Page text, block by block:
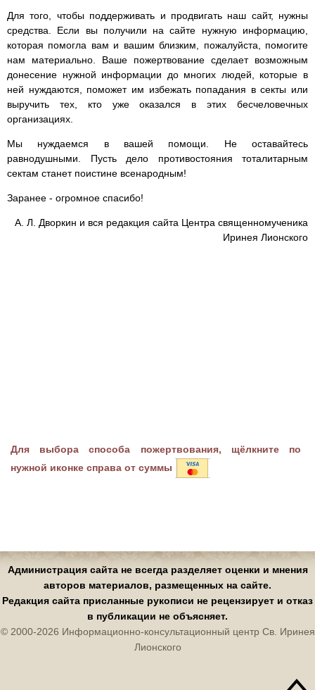
Для того, чтобы поддерживать и продвигать наш сайт, нужны
средства. Если вы получили на сайте нужную информацию,
которая помогла вам и вашим близким, пожалуйста, помогите
нам материально. Ваше пожертвование сделает возможным
донесение нужной информации до многих людей, которые в
ней нуждаются, поможет им избежать попадания в секты или
выручить тех, кто уже оказался в этих бесчеловечных
организациях.
Мы нуждаемся в вашей помощи. Не оставайтесь
равнодушными. Пусть дело противостояния тоталитарным
сектам станет поистине всенародным!
Заранее - огромное спасибо!
А. Л. Дворкин и вся редакция сайта Центра священномученика
Иринея Лионского
Для выбора способа пожертвования, щёлкните по
нужной иконке справа от суммы
Администрация сайта не всегда разделяет оценки и мнения
авторов материалов, размещенных на сайте.
Редакция сайта присланные рукописи не рецензирует и отказ
в публикации не объясняет.
© 2000-2026 Информационно-консультационный центр Св. Иринея
Лионского